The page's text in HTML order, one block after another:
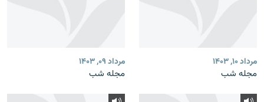
مرداد ۱۰, ۱۴۰۳
مجله شب
مرداد ۰۹, ۱۴۰۳
مجله شب